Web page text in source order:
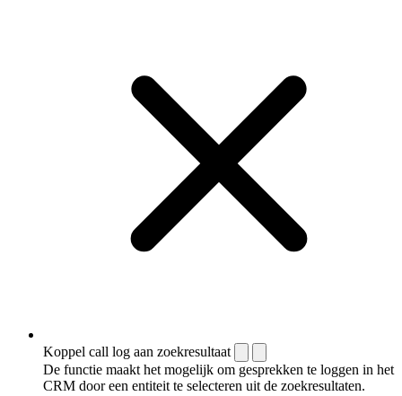
Koppel call log aan zoekresultaat
De functie maakt het mogelijk om gesprekken te loggen in het
CRM door een entiteit te selecteren uit de zoekresultaten.